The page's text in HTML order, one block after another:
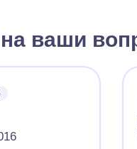
ваши